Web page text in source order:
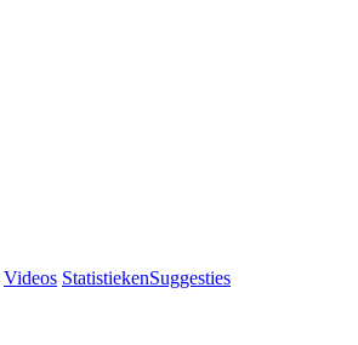
Videos StatistiekenSuggesties